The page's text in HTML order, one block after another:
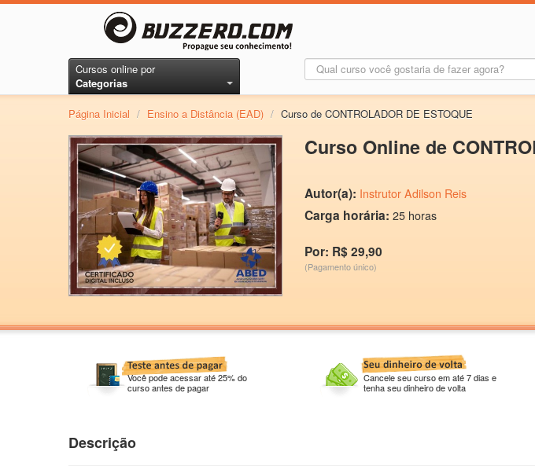
Cursos online por
Categorias
Página Inicial / Ensino a Distância (EAD) / Curso de CONTROLADOR DE ESTOQUE
Curso Online de
Autor(a): Instrutor Adilson Reis
Carga horária: 25 horas
Por: R$ 29,90
(Pagamento único)
Você pode acessar até 25% do
curso antes de pagar
Cancele seu curso em até 7 dias e
tenha seu dinheiro de volta
Descrição